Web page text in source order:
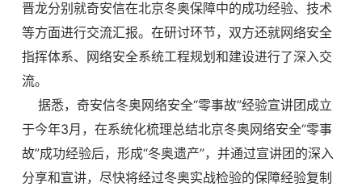
晋龙分别就奇安信在北京冬奥保障中的成功经验、技术
等方面进行交流汇报。在研讨环节，双方还就网络安全
指挥体系、网络安全系统工程规划和建设进行了深入交
流。
据悉，奇安信冬奥网络安全“零事故”经验宣讲团成立
于今年3月，在系统化梳理总结北京冬奥网络安全“零事
故”成功经验后，形成“冬奥遗产”，并通过宣讲团的深入
分享和宣讲，尽快将经过冬奥实战检验的保障经验复制